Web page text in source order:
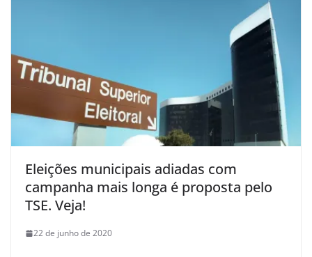
Eleições municipais adiadas com
campanha mais longa é proposta pelo
TSE. Veja!
22 de junho de 2020